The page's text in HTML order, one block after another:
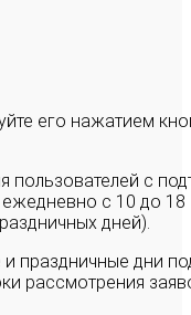
его нажатием
пользователей с
ежедневно с 10 до
дней).
праздничные дни
рассмотрения